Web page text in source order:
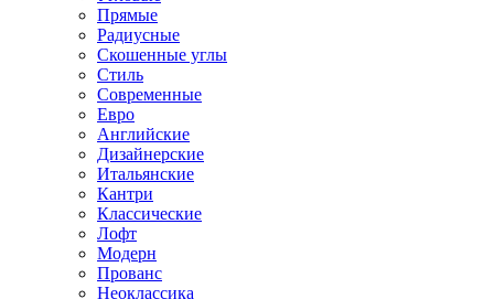
Прямые
Радиусные
Скошенные углы
Стиль
Современные
Евро
Английские
Дизайнерские
Итальянские
Кантри
Классические
Лофт
Модерн
Прованс
Неоклассика